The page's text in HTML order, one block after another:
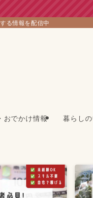
る情報を配信中
おでかけ情報 暮らし